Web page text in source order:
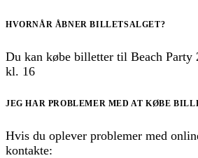
HVORNÅR ÅBNER BILLETSALGET?
Du kan købe billetter til Beach Party
kl. 16
JEG HAR PROBLEMER MED AT KØBE
Hvis du oplever problemer med
kontakte: